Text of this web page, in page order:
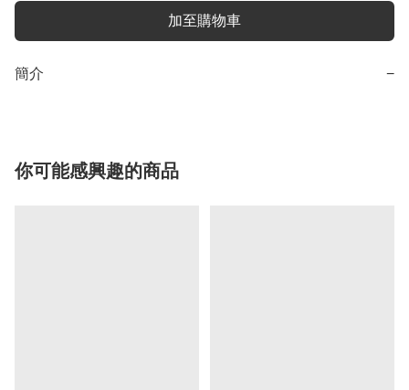
加至購物車
簡介 −
你可能感興趣的商品